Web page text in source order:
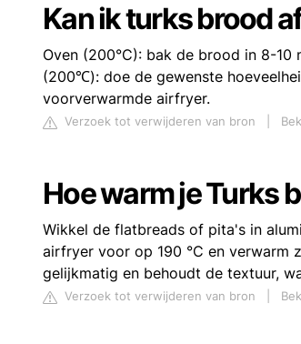
Kan ik turks brood
Oven (200°C): bak de brood in 8-
(200℃): doe de gewenste
voorverwarmde airfryer.
Verzoek tot verwijderen van bron
Hoe warm je Turks
Wikkel de flatbreads of pita's in
airfryer voor op 190 °C en verwarm
gelijkmatig en behoudt de textuur,
Verzoek tot verwijderen van bron